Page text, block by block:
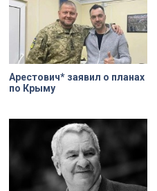
переживает второе рождение.
Жемчужина, объекта культурного
наследия — исторические часы.
Их элементы утрачены на 90%.
Арестович* заявил о планах
по Крыму